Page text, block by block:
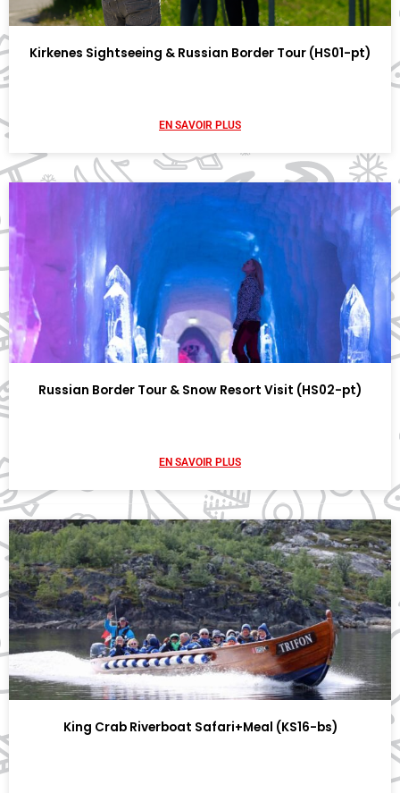
Kirkenes Sightseeing & Russian Border Tour (HS01-pt)
EN SAVOIR PLUS
Russian Border Tour & Snow Resort Visit (HS02-pt)
EN SAVOIR PLUS
King Crab Riverboat Safari+Meal (KS16-bs)